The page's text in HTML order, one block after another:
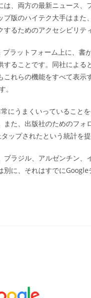
、両方の最新ニュース、
版のハイテク大手はま
るためのアクセシビリテ
ラットフォーム上に、書
ることです。同社によ
れらの機能をすべて表示
。
にうまくいっていること
た、出版社のためのフォ
ップされたという統計を提
ラジル、アルゼンチン
に、それはすでに